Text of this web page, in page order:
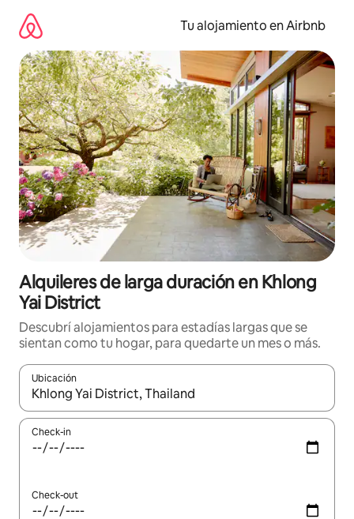
contenido
Tu alojamiento en Airbnb
Alquileres de larga duración en Khlong
Yai District
Descubrí alojamientos para estadías largas que se
sientan como tu hogar, para quedarte un mes o más.
Ubicación
Cuando los resultados estén disponibles, navegá con las
Check-in
Check-out